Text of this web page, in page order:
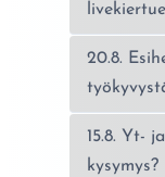
livekiertue
20.8.
15.8. Yt-
kysymys?